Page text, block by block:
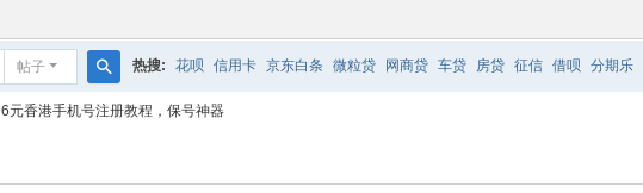
帖子
搜
热搜: 花呗 信用卡 京东白条 微粒贷 网商贷 车贷 房贷 征信 借呗 分期乐
6元香港手机号注册教程，保号神器